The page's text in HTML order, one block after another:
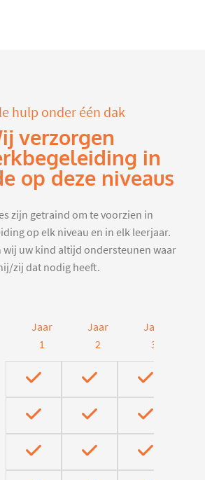
hulp onder één dak
verzorgen
in
op deze niveaus
zijn getraind om te voorzien in
op elk niveau en in elk leerjaar.
uw kind altijd ondersteunen waar
zij dat nodig heeft.
Jaar
1
Jaar
2
Jaar
3